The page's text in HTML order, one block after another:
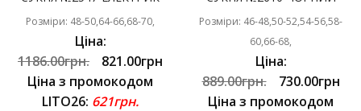
Розміри: 48-50,64-66,68-70,
Ціна:
1186.00грн.
821.00грн
Ціна з промокодом
LITO26: 621грн.
Розміри: 46-48,50-52,54-56,58-
60,66-68,
Ціна:
889.00грн.
730.00грн
Ціна з промокодом